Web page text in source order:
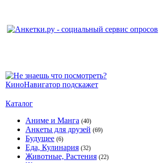
Каталог
Аниме и Манга (40)
Анкеты для друзей (69)
Будущее (6)
Еда, Кулинария (32)
Животные, Растения (22)